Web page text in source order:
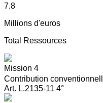
7.8
Millions d'euros
Total Ressources
Mission 4
Contribution
Art. L.2135-11 4°